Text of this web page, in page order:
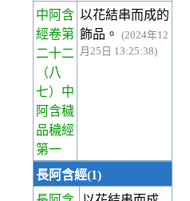
中阿含
經卷第
二十二
（八
七）中
阿含穢
品穢經
第一
以花結串而成的
飾品。
(2024年12
月25日 13:25:38)
長阿含經(1)